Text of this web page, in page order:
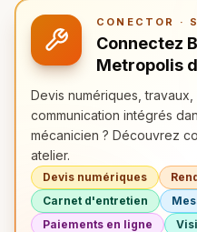
CONECTOR ·
Connectez
Metropolis
Devis numériques,
communication intégrés
mécanicien ? Découvrez
atelier.
Devis numériques
Carnet d'entretien
Paiements en ligne